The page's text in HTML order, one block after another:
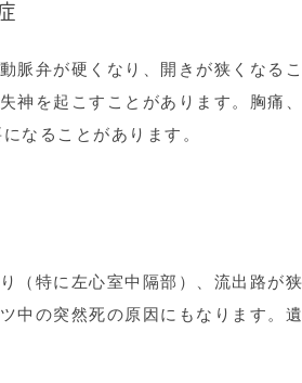
脈弁が硬くなり、開きが狭くなる
神を起こすことがあります。胸痛
なることがあります。
（特に左心室中隔部）、流出路が
中の突然死の原因にもなります。